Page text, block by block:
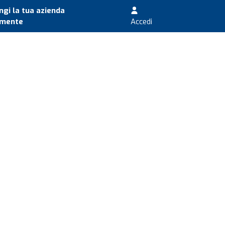
la tua azienda
Accedi